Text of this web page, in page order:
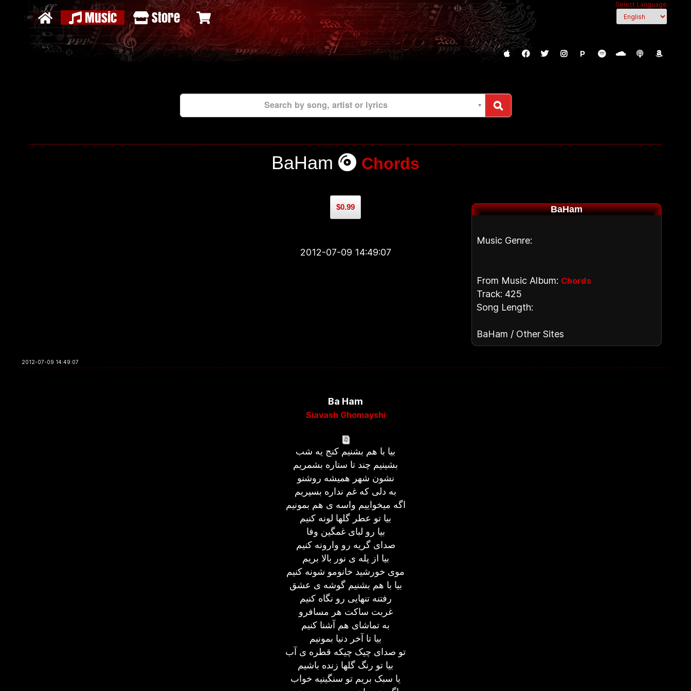
Select Language
Music Store
P
Search by song, artist or lyrics
BaHam Chords
$0.99
2012-07-09 14:49:07
BaHam
Music Genre:
From Music Album: Chords
Track: 425
Song Length:
BaHam / Other Sites
2012-07-09 14:49:07
Ba Ham
Siavash Ghomayshi
بیا با هم بشنیم کنج یه شب
بشینیم چند تا ستاره بشمریم
نشون شهر همیشه روشنو
به دلی که غم نداره بسپریم
اگه میخواییم واسه ی هم بمونیم
بیا تو عطر گلها لونه کنیم
بیا رو لبای غمگین وفا
صدای گریه رو وارونه کنیم
بیا از پله ی نور بالا بریم
موی خورشید خانومو شونه کنیم
بیا با هم بشنیم گوشه ی عشق
رفتنه تنهایی رو نگاه کنیم
غربت ساکت هر مسافرو
به تماشای هم آشنا کنیم
بیا تا آخر دنیا بمونیم
تو صدای چیک چیکه قطره ی آب
بیا تو رنگ گلها زنده باشیم
یا سبک بریم تو سنگینیه خواب